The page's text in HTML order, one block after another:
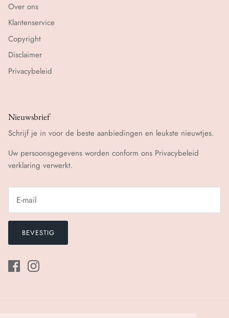
Over ons
Klantenservice
Copyright
Disclaimer
Privacybeleid
Nieuwsbrief
Schrijf je in voor de beste aanbiedingen en leukste nieuwtjes.
Uw persoonsgegevens worden conform ons Privacybeleid
verklaring verwerkt.
BEVESTIG